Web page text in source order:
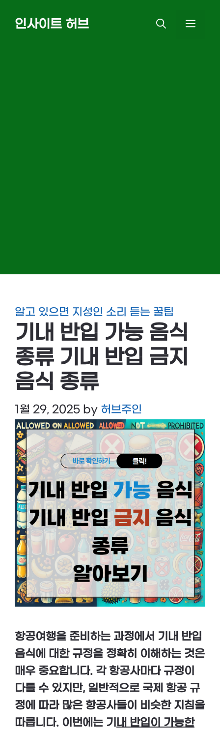
인사이트 허브
알고 있으면 지성인 소리 듣는 꿀팁
기내 반입 가능 음식
종류 기내 반입 금지
음식 종류
1월 29, 2025 by 허브주인
항공여행을 준비하는 과정에서 기내 반입
음식에 대한 규정을 정확히 이해하는 것은
매우 중요합니다. 각 항공사마다 규정이
다를 수 있지만, 일반적으로 국제 항공 규
정에 따라 많은 항공사들이 비슷한 지침을
따릅니다. 이번에는 기 내 반입이 가능한